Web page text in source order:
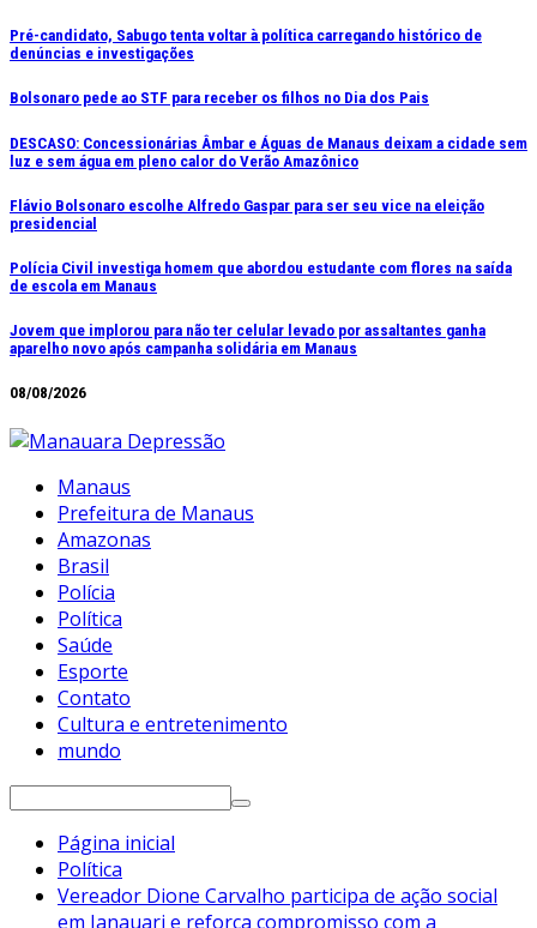
Ir
para
o
Pré-candidato, Sabugo tenta voltar à política carregando histórico de
denúncias e investigações
Bolsonaro pede ao STF para receber os filhos no Dia dos Pais
DESCASO: Concessionárias Âmbar e Águas de Manaus deixam a cidade sem
luz e sem água em pleno calor do Verão Amazônico
Flávio Bolsonaro escolhe Alfredo Gaspar para ser seu vice na eleição
presidencial
Polícia Civil investiga homem que abordou estudante com flores na saída
de escola em Manaus
Jovem que implorou para não ter celular levado por assaltantes ganha
aparelho novo após campanha solidária em Manaus
08/08/2026
Manaus
Prefeitura de Manaus
Amazonas
Brasil
Polícia
Política
Saúde
Esporte
Contato
Cultura e entretenimento
mundo
Pesquisar
Página inicial
Política
Vereador Dione Carvalho participa de ação social
em Janauari e reforça compromisso com a